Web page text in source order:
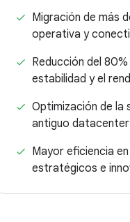
Migración de más
operativa y
Reducción del
estabilidad y el
Optimización de la
antiguo datacenter
Mayor eficiencia
estratégicos e